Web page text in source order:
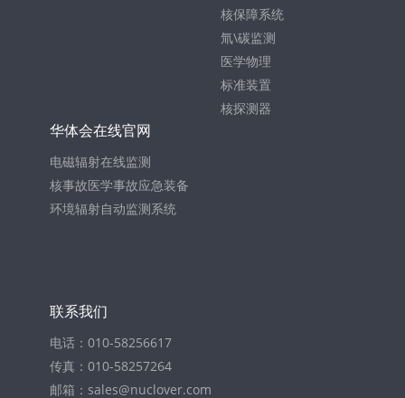
核保障系统
氚\碳监测
医学物理
标准装置
核探测器
华体会在线官网
电磁辐射在线监测
核事故医学事故应急装备
环境辐射自动监测系统
联系我们
电话：010-58256617
传真：010-58257264
邮箱：sales@nuclover.com